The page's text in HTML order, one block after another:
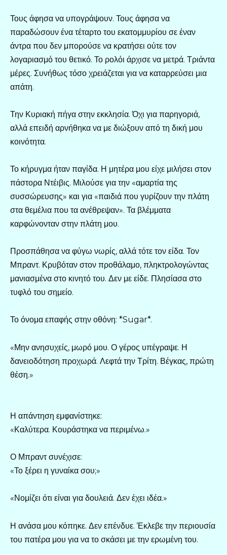
Τους άφησα να υπογράψουν. Τους άφησα να
παραδώσουν ένα τέταρτο του εκατομμυρίου σε έναν
άντρα που δεν μπορούσε να κρατήσει ούτε τον
λογαριασμό του θετικό. Το ρολόι άρχισε να μετρά. Τριάντα
μέρες. Συνήθως τόσο χρειάζεται για να καταρρεύσει μια
απάτη.
Την Κυριακή πήγα στην εκκλησία. Όχι για παρηγοριά,
αλλά επειδή αρνήθηκα να με διώξουν από τη δική μου
κοινότητα.
Το κήρυγμα ήταν παγίδα. Η μητέρα μου είχε μιλήσει στον
πάστορα Ντέιβις. Μιλούσε για την «αμαρτία της
συσσώρευσης» και για «παιδιά που γυρίζουν την πλάτη
στα θεμέλια που τα ανέθρεψαν». Τα βλέμματα
καρφώνονταν στην πλάτη μου.
Προσπάθησα να φύγω νωρίς, αλλά τότε τον είδα. Τον
Μπραντ. Κρυβόταν στον προθάλαμο, πληκτρολογώντας
μανιασμένα στο κινητό του. Δεν με είδε. Πλησίασα στο
τυφλό του σημείο.
Το όνομα επαφής στην οθόνη: *Sugar*.
«Μην ανησυχείς, μωρό μου. Ο γέρος υπέγραψε. Η
δανειοδότηση προχωρά. Λεφτά την Τρίτη. Βέγκας, πρώτη
θέση.»
Η απάντηση εμφανίστηκε:
«Καλύτερα. Κουράστηκα να περιμένω.»
Ο Μπραντ συνέχισε:
«Το ξέρει η γυναίκα σου;»
«Νομίζει ότι είναι για δουλειά. Δεν έχει ιδέα.»
Η ανάσα μου κόπηκε. Δεν επένδυε. Έκλεβε την περιουσία
του πατέρα μου για να το σκάσει με την ερωμένη του.